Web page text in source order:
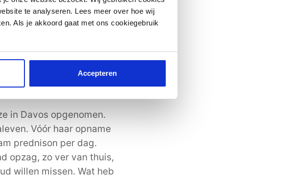
te analyseren. Lees meer over hoe wij
Als je akkoord gaat met ons cookiegebruik
Accepteren
ze ook met hoe ze
kinds af aan had ze de
medicijnen). Dit was
lang verwaarloosd en
in Davos opgenomen.
Vóór haar opname
prednison per dag.
opzag, zo ver van thuis,
willen missen. Wat heb